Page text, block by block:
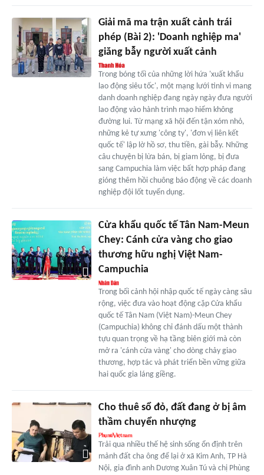
Giải mã ma trận xuất cảnh trái
phép (Bài 2): 'Doanh nghiệp ma'
giăng bẫy người xuất cảnh
Trong bóng tối của những lời hứa 'xuất khẩu
lao động siêu tốc', một mạng lưới tinh vi mang
danh doanh nghiệp đang ngày ngày đưa người
lao động vào hành trình mạo hiểm không
đường lui. Từ mạng xã hội đến tận xóm nhỏ,
những kẻ tự xưng 'công ty', 'đơn vị liên kết
quốc tế' lập lờ hồ sơ, thu tiền, gài bẫy. Những
câu chuyện bị lừa bán, bị giam lỏng, bị đưa
sang Campuchia làm việc bất hợp pháp đang
gióng thêm hồi chuông báo động về các doanh
nghiệp đội lốt tuyển dụng.
Cửa khẩu quốc tế Tân Nam-Meun
Chey: Cánh cửa vàng cho giao
thương hữu nghị Việt Nam-
Campuchia
Trong bối cảnh hội nhập quốc tế ngày càng sâu
rộng, việc đưa vào hoạt động cặp Cửa khẩu
quốc tế Tân Nam (Việt Nam)-Meun Chey
(Campuchia) không chỉ đánh dấu một thành
tựu quan trọng về hạ tầng biên giới mà còn
mở ra 'cánh cửa vàng' cho dòng chảy giao
thương, hợp tác và phát triển bền vững giữa
hai quốc gia láng giềng.
Cho thuê sổ đỏ, đất đang ở bị âm
thầm chuyển nhượng
Trải qua nhiều thế hệ sinh sống ổn định trên
mảnh đất cha ông để lại ở xã Kim Anh, TP Hà
Nội, gia đình anh Dương Xuân Tú và chị Phùng